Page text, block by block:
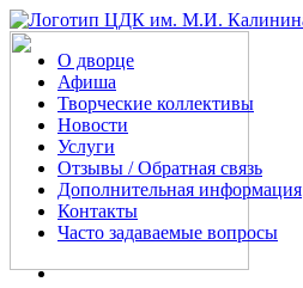
О дворце
Афиша
Творческие коллективы
Новости
Услуги
Отзывы / Обратная связь
Дополнительная информация
Контакты
Часто задаваемые вопросы